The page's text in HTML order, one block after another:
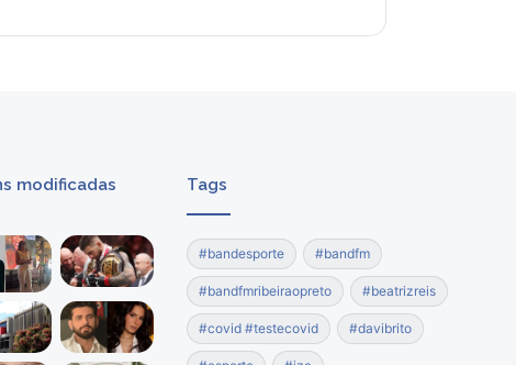
modificadas Tags
#bandesporte #bandfm
#bandfmribeiraopreto #beatrizreis
#covid #testecovid #davibrito